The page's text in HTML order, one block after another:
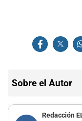
Sobre el Autor
Redacción